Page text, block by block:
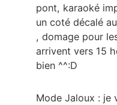
pont, karaoké
un coté décalé
, domage pour
arrivent vers 15
bien ^^:D
Mode Jaloux : je